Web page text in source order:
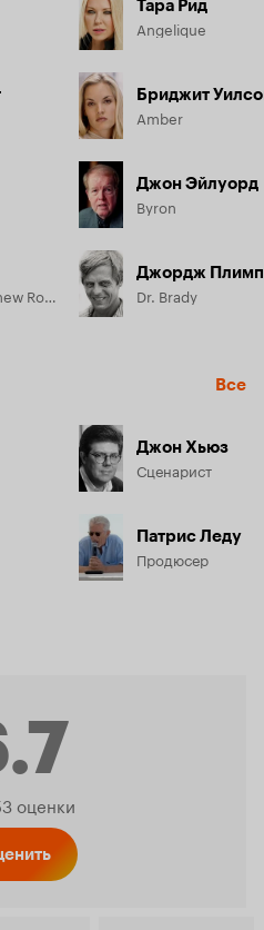
Тара Рид
Angelique
Бриджит
Amber
Джон Эйлуорд
Byron
Джордж
Dr. Brady
Все
Джон Хьюз
Сценарист
Патрис Леду
Продюсер
оценки